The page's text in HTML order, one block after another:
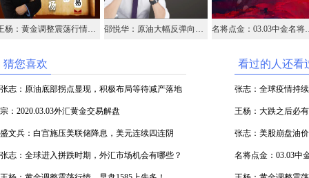
王杨：黄金调整震荡行情，早盘1585上先多！ 邵悦华：原油大幅反弹向上 适当关注多头机会 名将点金：
猜您喜欢
张志：原油底部拐点显现，积极布局等待减产落地
宗：2020.03.03外汇黄金交易解盘
盛文兵：白宫施压美联储降息，美元连续四连阴
张志：全球进入拼跌时期，外汇市场机会有哪些？
看过的人还看
张志：全球疫情持
王杨：大跌之后必
张志：美股崩盘油
名将点金：03.03中